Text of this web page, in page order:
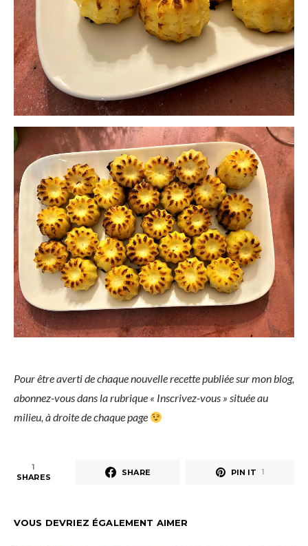
Pour être averti de chaque nouvelle recette publiée sur mon blog,
abonnez-vous dans la rubrique « Inscrivez-vous » située au
milieu, à droite de chaque page
1
SHARES SHARE PIN IT 1
VOUS DEVRIEZ ÉGALEMENT AIMER